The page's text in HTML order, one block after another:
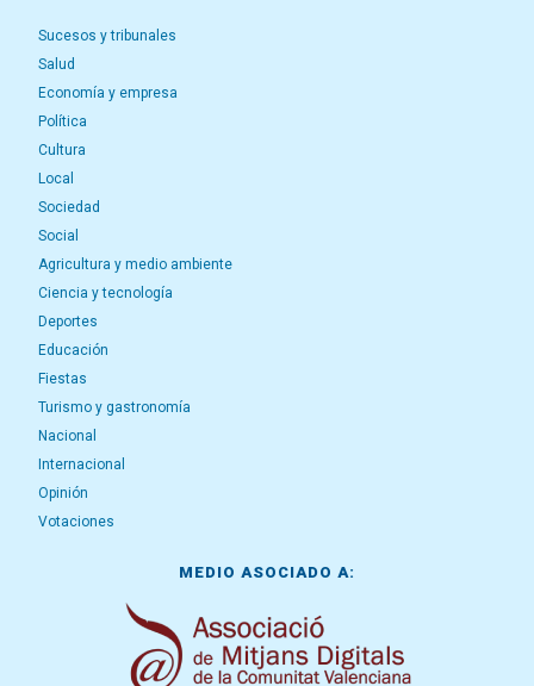
Sucesos y tribunales
Salud
Economía y empresa
Política
Cultura
Local
Sociedad
Social
Agricultura y medio ambiente
Ciencia y tecnología
Deportes
Educación
Fiestas
Turismo y gastronomía
Nacional
Internacional
Opinión
Votaciones
MEDIO ASOCIADO A: